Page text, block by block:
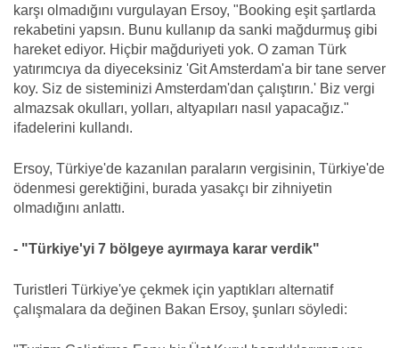
karşı olmadığını vurgulayan Ersoy, "Booking eşit şartlarda
rekabetini yapsın. Bunu kullanıp da sanki mağdurmuş gibi
hareket ediyor. Hiçbir mağduriyeti yok. O zaman Türk
yatırımcıya da diyeceksiniz 'Git Amsterdam'a bir tane server
koy. Siz de sisteminizi Amsterdam'dan çalıştırın.' Biz vergi
almazsak okulları, yolları, altyapıları nasıl yapacağız."
ifadelerini kullandı.
Ersoy, Türkiye'de kazanılan paraların vergisinin, Türkiye'de
ödenmesi gerektiğini, burada yasakçı bir zihniyetin
olmadığını anlattı.
- "Türkiye'yi 7 bölgeye ayırmaya karar verdik"
Turistleri Türkiye'ye çekmek için yaptıkları alternatif
çalışmalara da değinen Bakan Ersoy, şunları söyledi: